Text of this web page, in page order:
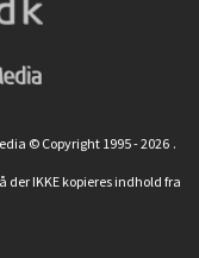
© Copyright 1995 - 2026 .
IKKE kopieres indhold fra